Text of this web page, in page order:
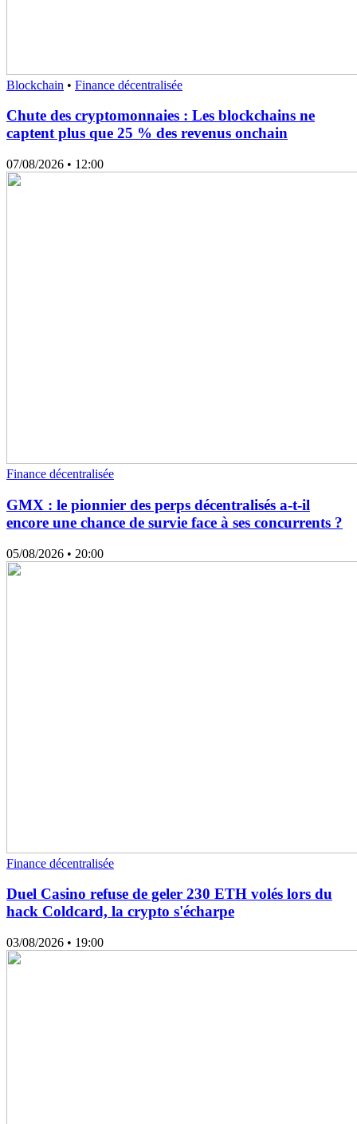
Blockchain • Finance décentralisée
Chute des cryptomonnaies : Les blockchains ne
captent plus que 25 % des revenus onchain
07/08/2026 • 12:00
Finance décentralisée
GMX : le pionnier des perps décentralisés a-t-il
encore une chance de survie face à ses concurrents ?
05/08/2026 • 20:00
Finance décentralisée
Duel Casino refuse de geler 230 ETH volés lors du
hack Coldcard, la crypto s'écharpe
03/08/2026 • 19:00